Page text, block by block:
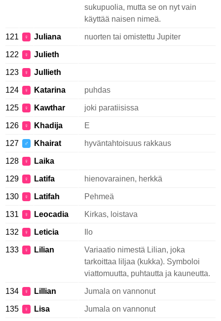
sukupuolia, mutta se on nyt vain
käyttää naisen nimeä.
121 ♀ Juliana nuorten tai omistettu Jupiter
122 ♀ Julieth
123 ♀ Jullieth
124 ♀ Katarina puhdas
125 ♀ Kawthar joki paratiisissa
126 ♀ Khadija E
127 ♂ Khairat hyväntahtoisuus rakkaus
128 ♀ Laika
129 ♀ Latifa hienovarainen, herkkä
130 ♀ Latifah Pehmeä
131 ♀ Leocadia Kirkas, loistava
132 ♀ Leticia Ilo
133 ♀ Lilian
Variaatio nimestä Lilian, joka
tarkoittaa liljaa (kukka). Symboloi
viattomuutta, puhtautta ja kauneutta.
134 ♀ Lillian Jumala on vannonut
135 ♀ Lisa Jumala on vannonut